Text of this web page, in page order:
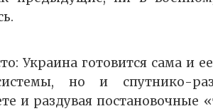
Украина готовится сама и
но и спутнико-
и раздувая постановочные